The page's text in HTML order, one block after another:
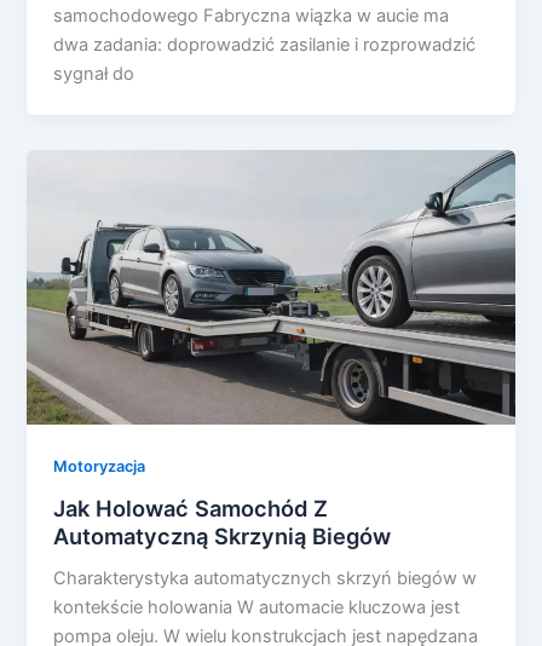
samochodowego Fabryczna wiązka w aucie ma
dwa zadania: doprowadzić zasilanie i rozprowadzić
sygnał do
Motoryzacja
Jak Holować Samochód Z
Automatyczną Skrzynią Biegów
Charakterystyka automatycznych skrzyń biegów w
kontekście holowania W automacie kluczowa jest
pompa oleju. W wielu konstrukcjach jest napędzana